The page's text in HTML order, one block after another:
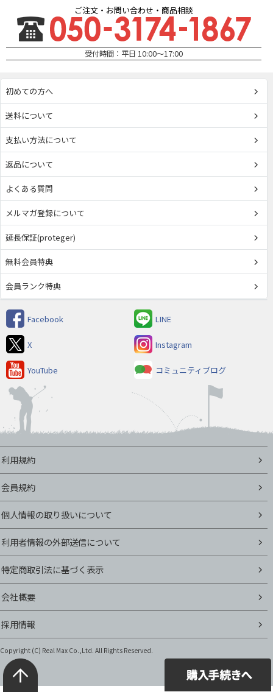
ご注文・お問い合わせ・商品相談
受付時間：平日 10:00～17:00
初めての方へ
送料について
支払い方法について
返品について
よくある質問
メルマガ登録について
延長保証(proteger)
無料会員特典
会員ランク特典
Facebook LINE
X Instagram
YouTube コミュニティブログ
利用規約
会員規約
個人情報の取り扱いについて
利用者情報の外部送信について
特定商取引法に基づく表示
会社概要
採用情報
Copyright (C) Real Max Co.,Ltd. All Rights Reserved.